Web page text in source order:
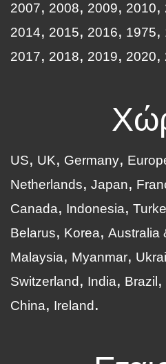
2007
2008 2009 2010
2014
2015 2016 1975
2017
2018 2019 2020
US UK Germany
Netherlands
Japan
Canada
Indonesia
Belarus
Korea Australia
Malaysia
Myanmar
Switzerland
India Brazil
China
Ireland